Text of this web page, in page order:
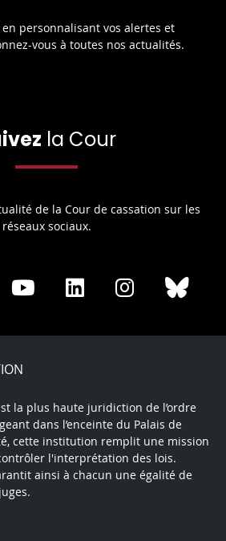
personnalisant vos alertes et
vous à toutes nos actualités.
la Cour
de la Cour de cassation sur les
réseaux sociaux.
Share
Youtube
Share
LinkedIn
Share
Instagram
la plus haute juridiction de l’ordre
dans l’enceinte du Palais de
cette institution remplit une mission
l'interprétation des lois.
ainsi à chacun une égalité de